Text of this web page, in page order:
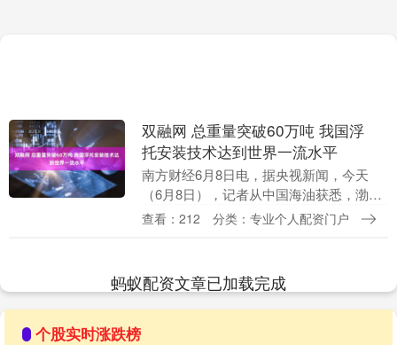
双融网 总重量突破60万吨 我国浮
托安装技术达到世界一流水平
南方财经6月8日电，据央视新闻，今天
（6月8日），记者从中国海油获悉，渤海
亿吨级油田群——垦利10-2油田群开发项
查看：212 分类：专业个人配资门户
蚂蚁配资文章已加载完成
个股实时涨跌榜